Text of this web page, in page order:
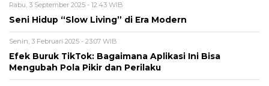
Rabu, 3 September 2025 - 12:43 WIB
Seni Hidup “Slow Living” di Era Modern
Senin, 3 Februari 2025 - 23:07 WIB
Efek Buruk TikTok: Bagaimana Aplikasi Ini Bisa
Mengubah Pola Pikir dan Perilaku